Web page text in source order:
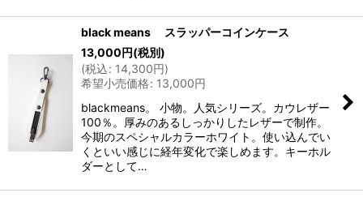
black means スラッパーコインケース
13,000円(税別)
(税込: 14,300円)
希望小売価格: 13,000円
blackmeans。 小物。人気シリーズ。カウレザー
100％。厚みのあるしっかりしたレザーで制作。
今期のスペシャルカラーホワイト。使い込んでい
くといい感じに経年変化で楽しめます。キーホル
ダーとして…